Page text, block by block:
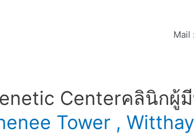
Mail
Center​ คลินิกผู้
Tower ,